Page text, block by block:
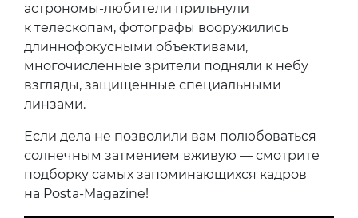
астрономы-любители прильнули
к телескопам, фотографы вооружились
длиннофокусными объективами,
многочисленные зрители подняли к небу
взгляды, защищенные специальными
линзами.
Если дела не позволили вам полюбоваться
солнечным затмением вживую — смотрите
подборку самых запоминающихся кадров
на Posta-Magazine!